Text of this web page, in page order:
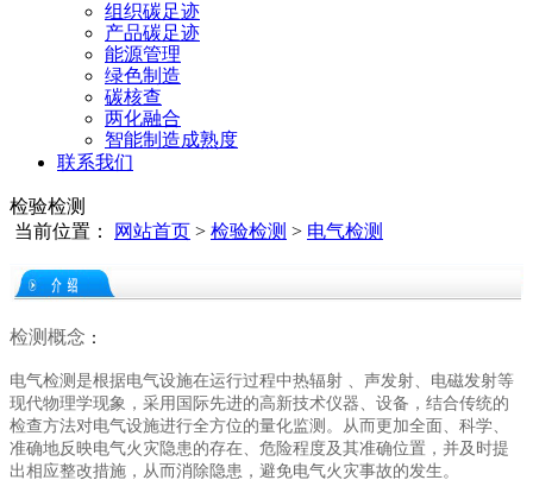
组织碳足迹
产品碳足迹
能源管理
绿色制造
碳核查
两化融合
智能制造成熟度
联系我们
检验检测
当前位置：
网站首页 > 检验检测 > 电气检测
检测概念 ：
电气检测是根据电气设施在运行过程中热辐射 、声发射、电磁发射等
现代物理学现象，采用国际先进的高新技术仪器、设备，结合传统的
检查方法对电气设施进行全方位的量化监测。从而更加全面、科学、
准确地反映电气火灾隐患的存在、危险程度及其准确位置，并及时提
出相应整改措施，从而消除隐患，避免电气火灾事故的发生。